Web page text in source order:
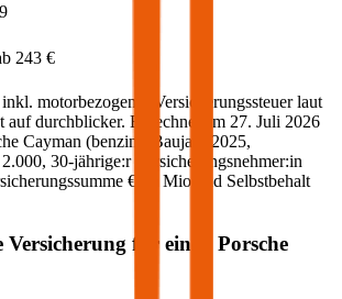
9
243 €
motorbezogener Versicherungssteuer laut
auf durchblicker. Berechnet am 27. Juli 2026
Cayman (benzin , Baujahr 2025,
, 30-jährige:rVersicherungsnehmer:in
€ 20 Mio und Selbstbehalt
Versicherung für einen Porsche